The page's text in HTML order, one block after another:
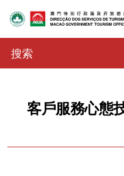
客戶服務心態